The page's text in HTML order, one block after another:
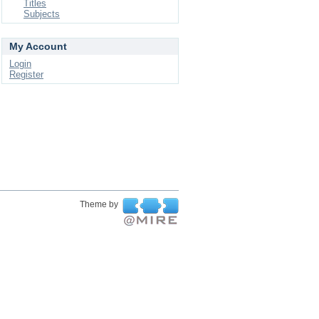
Titles
Subjects
My Account
Login
Register
Theme by